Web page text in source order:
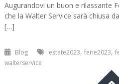
Augurandovi un buon e rilassante
che la Walter Service sarà chiusa
[…]
Blog estate2023, ferie2023,
walterservice